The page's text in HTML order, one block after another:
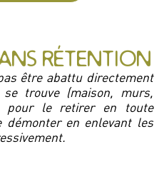
RÉTENTION
être abattu directement
trouve (maison, murs,
pour le retirer en toute
en enlevant les